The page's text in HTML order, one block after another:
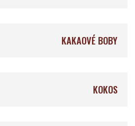
KAKAOVÉ BOBY
KOKOS